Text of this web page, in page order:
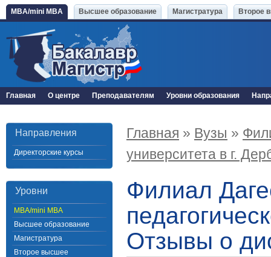
MBA/mini MBA Высшее образование Магистратура Второе
Главная О центре Преподавателям Уровни образования
Направления
Директорские курсы
Уровни
MBA/mini MBA
Высшее образование
Магистратура
Второе высшее
Главная » Вузы »
университета в г.
Филиал
Отзывы о